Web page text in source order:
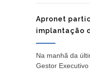
Apronet
implantação
Na manhã da
Gestor